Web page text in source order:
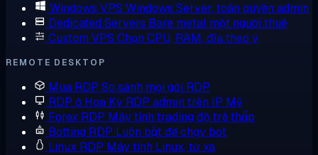
Windows VPS Windows Server, toàn quyền admin
Dedicated Servers Bare metal một người thuê
Custom VPS Chọn CPU, RAM, đĩa theo ý
REMOTE DESKTOP
Mua RDP So sánh mọi gói RDP
RDP ở Hoa Kỳ RDP admin trên IP Mỹ
Forex RDP Máy tính trading độ trễ thấp
Botting RDP Luôn bật để chạy bot
Linux RDP Máy tính Linux, từ xa